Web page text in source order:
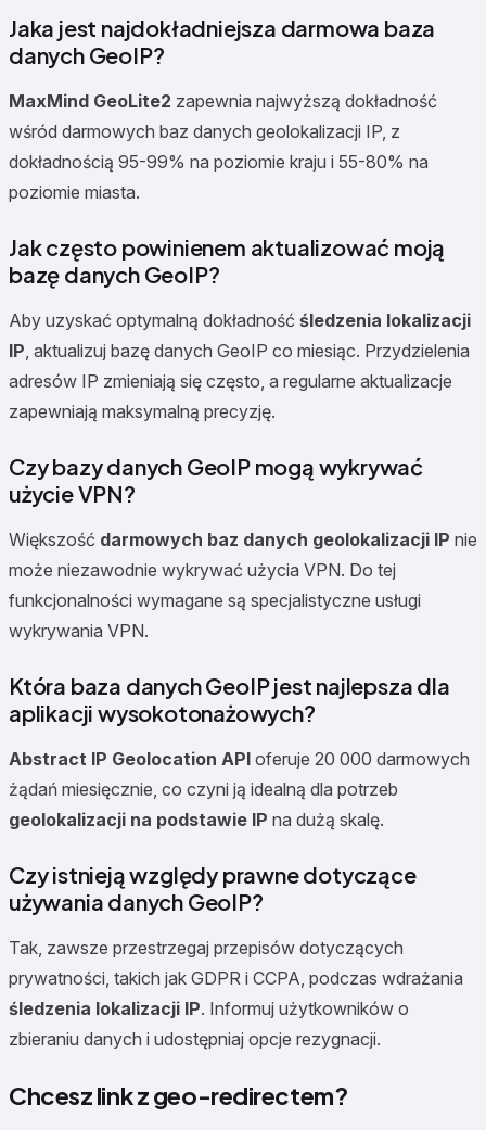
Jaka jest najdokładniejsza darmowa baza
danych GeoIP?
MaxMind GeoLite2 zapewnia najwyższą dokładność
wśród darmowych baz danych geolokalizacji IP, z
dokładnością 95-99% na poziomie kraju i 55-80% na
poziomie miasta.
Jak często powinienem aktualizować moją
bazę danych GeoIP?
Aby uzyskać optymalną dokładność śledzenia lokalizacji
IP, aktualizuj bazę danych GeoIP co miesiąc. Przydzielenia
adresów IP zmieniają się często, a regularne aktualizacje
zapewniają maksymalną precyzję.
Czy bazy danych GeoIP mogą wykrywać
użycie VPN?
Większość darmowych baz danych geolokalizacji IP nie
może niezawodnie wykrywać użycia VPN. Do tej
funkcjonalności wymagane są specjalistyczne usługi
wykrywania VPN.
Która baza danych GeoIP jest najlepsza dla
aplikacji wysokotonażowych?
Abstract IP Geolocation API oferuje 20 000 darmowych
żądań miesięcznie, co czyni ją idealną dla potrzeb
geolokalizacji na podstawie IP na dużą skalę.
Czy istnieją względy prawne dotyczące
używania danych GeoIP?
Tak, zawsze przestrzegaj przepisów dotyczących
prywatności, takich jak GDPR i CCPA, podczas wdrażania
śledzenia lokalizacji IP. Informuj użytkowników o
zbieraniu danych i udostępniaj opcje rezygnacji.
Chcesz link z geo-redirectem?